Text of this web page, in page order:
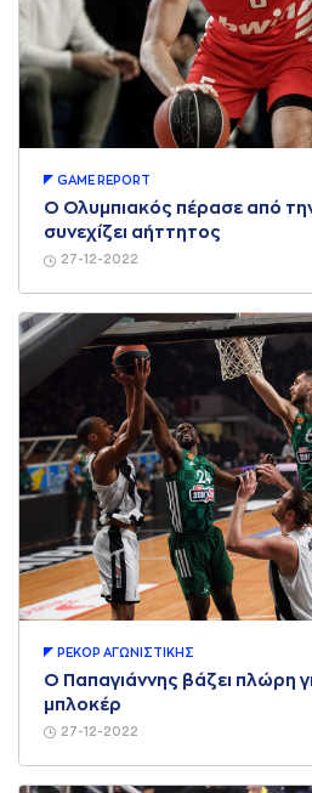
27-12-2022
GAME REPORT
Ο Ολυμπιακός πέρασε από
συνεχίζει αήττητος
27-12-2022
ΡΕΚΟΡ AΓΩΝΙΣΤΙΚΗΣ
Ο Παπαγιάννης βάζει πλώρη
μπλοκέρ